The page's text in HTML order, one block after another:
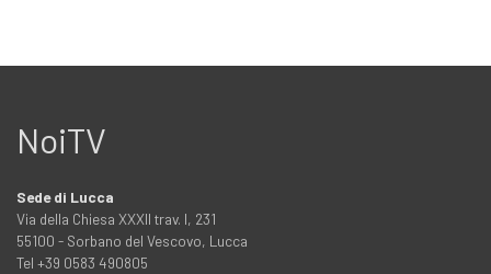
NoiTV
Sede di Lucca
Via della Chiesa XXXII trav. I, 231
55100 - Sorbano del Vescovo, Lucca
Tel +39 0583 490805